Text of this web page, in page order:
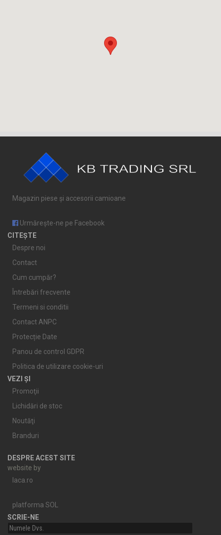
Magazin piese și accesorii camioane
Urmărește-ne pe Facebook
CITEȘTE
Despre noi
Contact
Cum cumpăr?
Întrebări frecvente
Termeni si conditii
Contact ANPC
Protecție Date
Panou de control GDPR
Politica de utilizare cookie-uri
VEZI ȘI
Promoţii
Lichidări de stoc
Noutăţi
Branduri
DESPRE ACEST SITE
website by
laca.ro
platforma SOL
SCRIE-NE